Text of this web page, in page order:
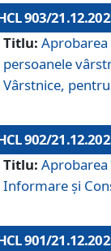
903/
Titlu:
persoanele
Vârstnice,
902/
Titlu: Aprobarea
Informare și
901/